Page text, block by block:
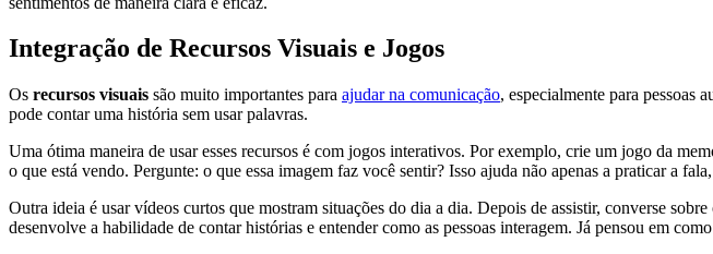
Integração de Recursos Visuais e Jogos
Os recursos visuais são muito importantes para ajudar na comunicação, especialmente para pessoas
pode contar uma história sem usar palavras.
Uma ótima maneira de usar esses recursos é com jogos interativos. Por exemplo, crie um jogo da
o que está vendo. Pergunte: o que essa imagem faz você sentir? Isso ajuda não apenas a praticar a
Outra ideia é usar vídeos curtos que mostram situações do dia a dia. Depois de assistir, converse
desenvolve a habilidade de contar histórias e entender como as pessoas interagem. Já pensou em